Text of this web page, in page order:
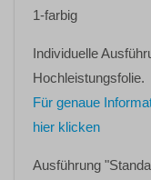
1-farbig
Individuelle
Hochleistungsfolie.
Für genaue
hier klicken
Ausführung